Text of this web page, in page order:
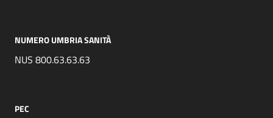
NUMERO UMBRIA SANITÀ
NUS 800.63.63.63
PEC